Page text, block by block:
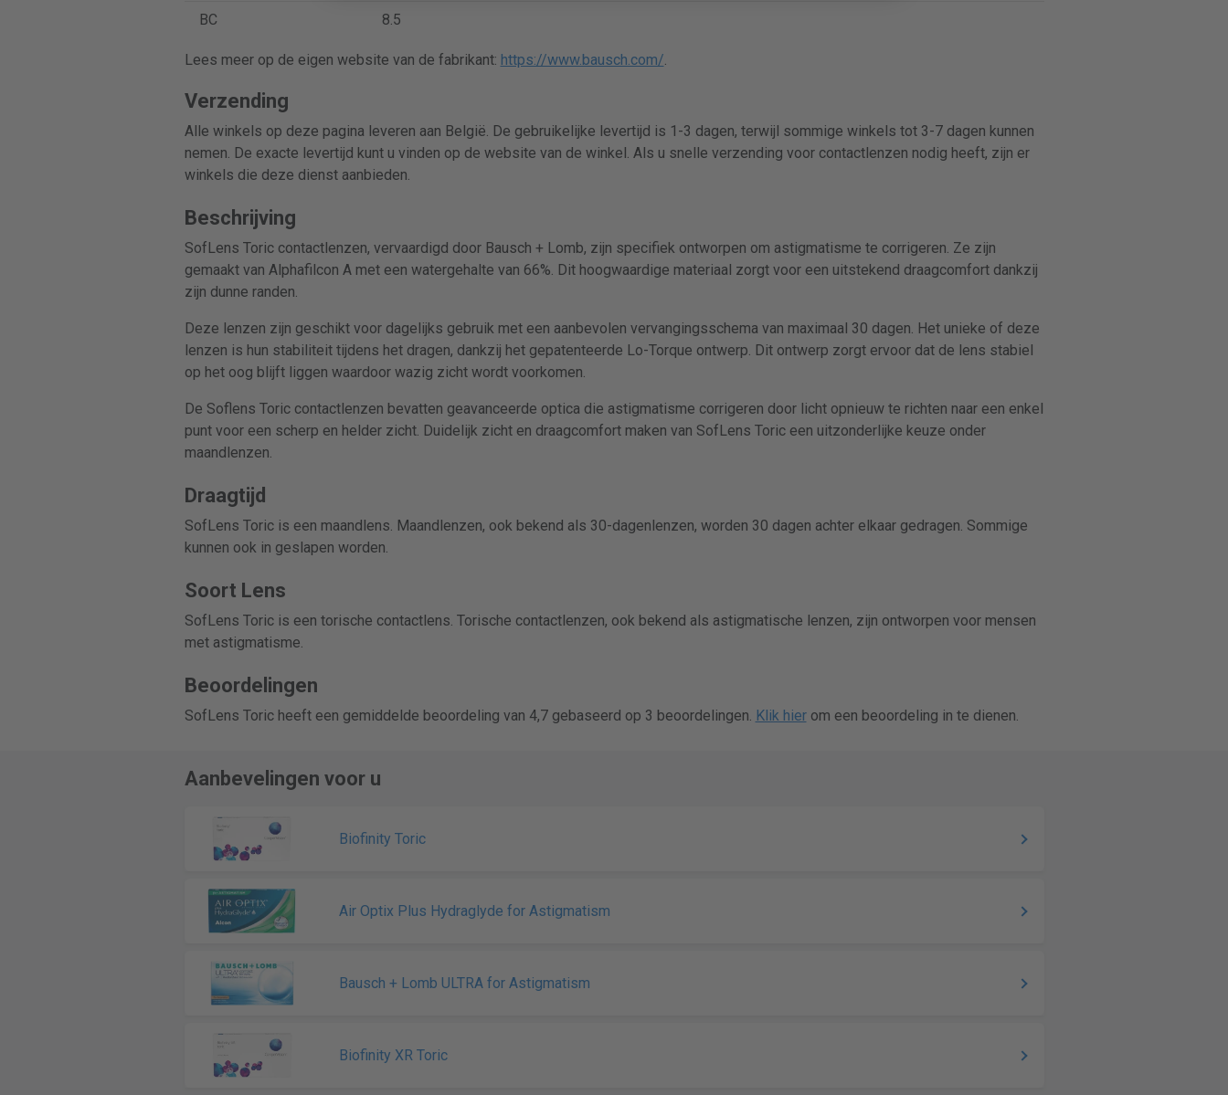
BC 8.5
Lees meer op de eigen website van de fabrikant: https://www.bausch.com/.
Verzending
Alle winkels op deze pagina leveren aan België. De gebruikelijke levertijd is 1-3 dagen, terwijl sommige winkels tot 3-7 dagen kunnen
nemen. De exacte levertijd kunt u vinden op de website van de winkel. Als u snelle verzending voor contactlenzen nodig heeft, zijn er
winkels die deze dienst aanbieden.
Beschrijving
SofLens Toric contactlenzen, vervaardigd door Bausch + Lomb, zijn specifiek ontworpen om astigmatisme te corrigeren. Ze zijn
gemaakt van Alphafilcon A met een watergehalte van 66%. Dit hoogwaardige materiaal zorgt voor een uitstekend draagcomfort dankzij
zijn dunne randen.
Deze lenzen zijn geschikt voor dagelijks gebruik met een aanbevolen vervangingsschema van maximaal 30 dagen. Het unieke of deze
lenzen is hun stabiliteit tijdens het dragen, dankzij het gepatenteerde Lo-Torque ontwerp. Dit ontwerp zorgt ervoor dat de lens stabiel
op het oog blijft liggen waardoor wazig zicht wordt voorkomen.
De Soflens Toric contactlenzen bevatten geavanceerde optica die astigmatisme corrigeren door licht opnieuw te richten naar een enkel
punt voor een scherp en helder zicht. Duidelijk zicht en draagcomfort maken van SofLens Toric een uitzonderlijke keuze onder
maandlenzen.
Draagtijd
SofLens Toric is een maandlens. Maandlenzen, ook bekend als 30-dagenlenzen, worden 30 dagen achter elkaar gedragen. Sommige
kunnen ook in geslapen worden.
Soort Lens
SofLens Toric is een torische contactlens. Torische contactlenzen, ook bekend als astigmatische lenzen, zijn ontworpen voor mensen
met astigmatisme.
Beoordelingen
SofLens Toric heeft een gemiddelde beoordeling van 4,7 gebaseerd op 3 beoordelingen. Klik hierom een beoordeling in te dienen.
Aanbevelingen voor u
Biofinity Toric
Air Optix Plus Hydraglyde for Astigmatism
Bausch + Lomb ULTRA for Astigmatism
Biofinity XR Toric